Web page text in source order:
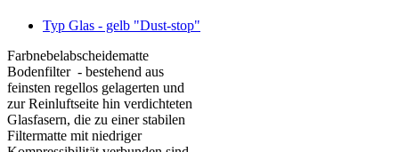
Typ Glas - gelb "Dust-stop"
Farbnebelabscheidematte
Bodenfilter - bestehend aus
feinsten regellos gelagerten und
zur Reinluftseite hin verdichteten
Glasfasern, die zu einer stabilen
Filtermatte mit niedriger